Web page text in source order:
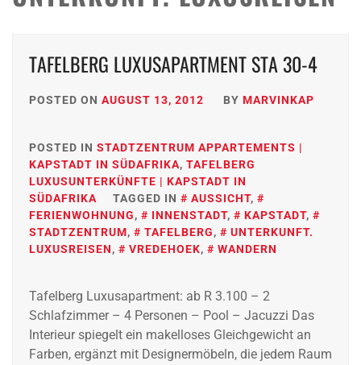
TAFELBERG LUXUSAPARTMENT STA 30-4
POSTED ON AUGUST 13, 2012 BY MARVINKAP
POSTED IN STADTZENTRUM APPARTEMENTS |
KAPSTADT IN SÜDAFRIKA, TAFELBERG
LUXUSUNTERKÜNFTE | KAPSTADT IN
SÜDAFRIKA
TAGGED IN AUSSICHT,
FERIENWOHNUNG, INNENSTADT, KAPSTADT,
STADTZENTRUM, TAFELBERG,
UNTERKUNFT.
LUXUSREISEN, VREDEHOEK, WANDERN
Tafelberg Luxusapartment: ab R 3.100 – 2
Schlafzimmer – 4 Personen – Pool – Jacuzzi Das
Interieur spiegelt ein makelloses Gleichgewicht an
Farben, ergänzt mit Designermöbeln, die jedem Raum